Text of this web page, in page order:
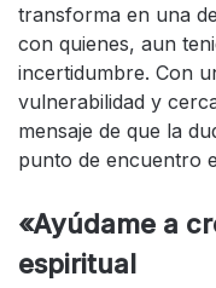
transforma en una
con quienes, aun
incertidumbre. Con
vulnerabilidad y
mensaje de que la
punto de encuentro
«Ayúdame a
espiritual